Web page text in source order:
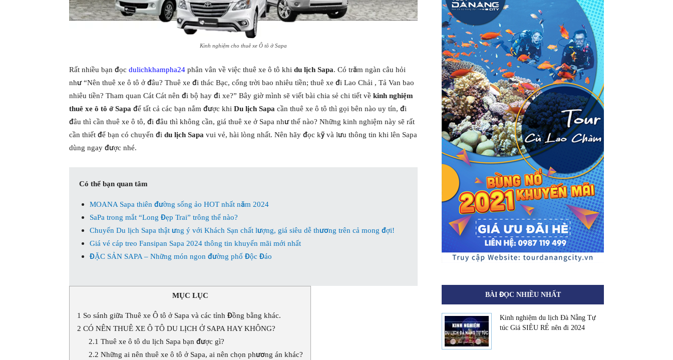
Kinh nghiệm cho thuê xe Ô tô ở Sapa
Rất nhiều bạn đọc dulichkhampha24 phân vân về việc thuê xe ô tô khi du lịch Sapa. Có trăm ngàn câu hỏi
như “Nên thuê xe ô tô ở đâu? Thuê xe đi thác Bạc, cổng trời bao nhiêu tiền; thuê xe đi Lao Chải , Tả Van bao
nhiêu tiền? Tham quan Cát Cát nên đi bộ hay đi xe?” Bây giờ mình sẽ viết bài chia sẻ chi tiết về kinh nghiệm
thuê xe ô tô ở Sapa để tất cả các bạn nắm được khi Du lịch Sapa cần thuê xe ô tô thì gọi bên nào uy tín, đi
đâu thì cần thuê xe ô tô, đi đâu thì không cần, giá thuê xe ở Sapa như thế nào? Những kinh nghiệm này sẽ rất
cần thiết để bạn có chuyến đi du lịch Sapa vui vẻ, hài lòng nhất. Nên hãy đọc kỹ và lưu thông tin khi lên Sapa
dùng ngay được nhé.
Có thể bạn quan tâm
MOANA Sapa thiên đường sống ảo HOT nhất năm 2024
SaPa trong mắt “Long Đẹp Trai” trông thế nào?
Chuyến Du lịch Sapa thật ưng ý với Khách Sạn chất lượng, giá siêu dễ thương trên cả mong đợi!
Giá vé cáp treo Fansipan Sapa 2024 thông tin khuyến mãi mới nhất
ĐẶC SẢN SAPA – Những món ngon đường phố Độc Đáo
MỤC LỤC
1 So sánh giữa Thuê xe Ô tô ở Sapa và các tỉnh Đồng bằng khác.
2 CÓ NÊN THUÊ XE Ô TÔ DU LỊCH Ở SAPA HAY KHÔNG?
2.1 Thuê xe ô tô du lịch Sapa bạn được gì?
2.2 Những ai nên thuê xe ô tô ở Sapa, ai nên chọn phương án khác?
BÀI ĐỌC NHIỀU NHẤT
Kinh nghiệm du lịch Đà Nẵng Tự
túc Giá SIÊU RẺ nên đi 2024